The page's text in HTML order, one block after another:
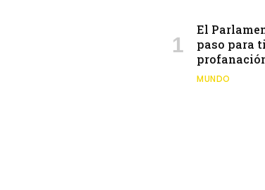
El
paso para
MUNDO